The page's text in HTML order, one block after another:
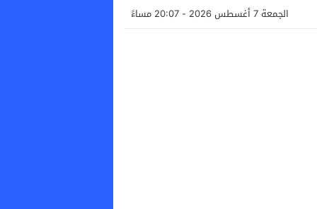
الجمعة 7 أغسطس 2026 - 20:07 مساءً